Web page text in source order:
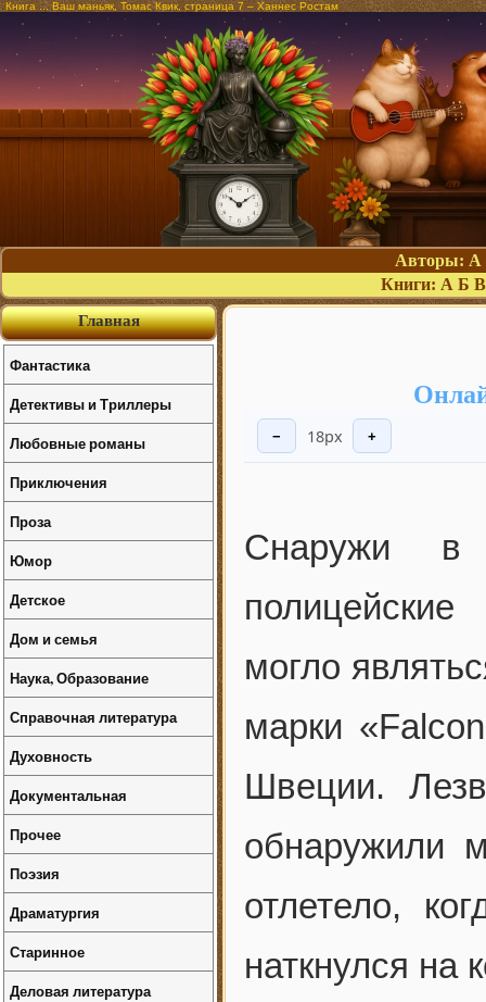
Книга ... Ваш маньяк, Томас Квик, страница 7 – Ханнес Ростам
Авторы: А
Книги: А Б В
− 18px +
Снаружи в
могло
марки
Швеции.
обнаружили
отлетело,
наткнулся на
Главная
Фантастика
Детективы и Триллеры
Любовные романы
Приключения
Проза
Юмор
Детское
Дом и семья
Наука, Образование
Справочная литература
Духовность
Документальная
Прочее
Поэзия
Драматургия
Старинное
Деловая литература